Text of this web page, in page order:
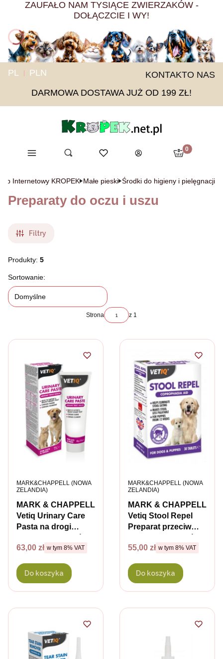
ZAUFAŁO NAM TYSIĄCE ZWIERZAKÓW -
DOŁĄCZCIE I WY!
PL PLN KONTAKTO NAS
DARMOWA DOSTAWA JUŻ OD 199 ZŁ!
Menu Otwórz wyszukiwarkę
Szukaj Ulubione
Zaloguj się
Produkty w
Koszyk
Internetowy KROPEK Małe pieski Środki do higieny i pielęgnacji
Preparaty do oczu i uszu
Filtry
Produkty: 5
Lista produktów
Sortowanie:
Domyślne
Strona z 1
MARK & CHAPPELL
Vetiq Urinary Care
Pasta na drogi
kotów - 100g
PRODUCENT
MARK&CHAPPELL (NOWA
ZELANDIA)
Cena brutto
63,00 zł w tym %s VAT
w tym 8% VAT
Do koszyka
MARK & CHAPPELL
Vetiq Stool Repel
Preparat przeciw
30 szt.
PRODUCENT
MARK&CHAPPELL (NOWA
ZELANDIA)
Cena brutto
55,00 zł w tym %s VAT
w tym 8% VAT
Do koszyka